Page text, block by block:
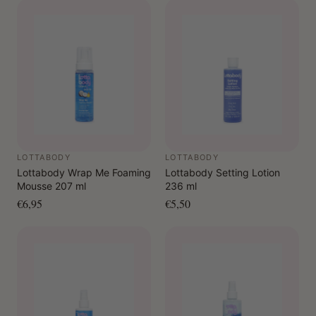
LOTTABODY
Lottabody Wrap Me Foaming
Mousse 207 ml
€6,95
LOTTABODY
Lottabody Setting Lotion
236 ml
€5,50